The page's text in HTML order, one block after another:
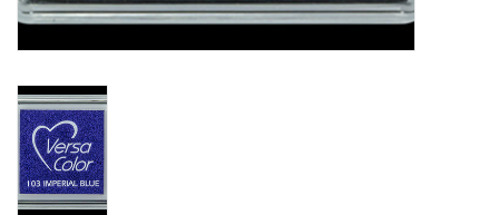
Embellishment/bedeltjes
Mixed Media
Diversen